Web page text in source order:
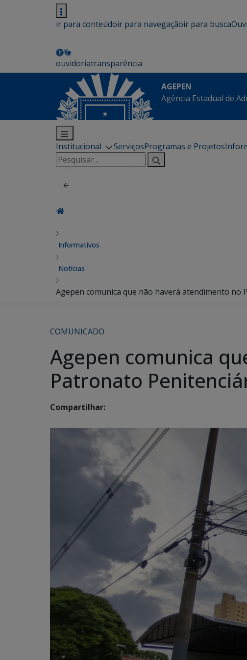
ir para conteúdoir para navegaçãoir para busca
ouvidoriatransparência
AGEPEN
Agência Estadual de
Institucional ServiçosProgramas e Projetos
Pesquisar
por:
Informativos
Notícias
Agepen comunica que não haverá atendimento
COMUNICADO
Agepen comunica
Patronato
Compartilhar: